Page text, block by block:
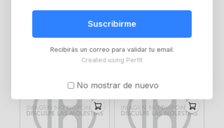
regístrese para ver el
Inicie sesión o
regístrese para ver el
precio
Suscribirme
Recibirás un correo para validar tu email.
Created using Perfit
No mostrar de nuevo